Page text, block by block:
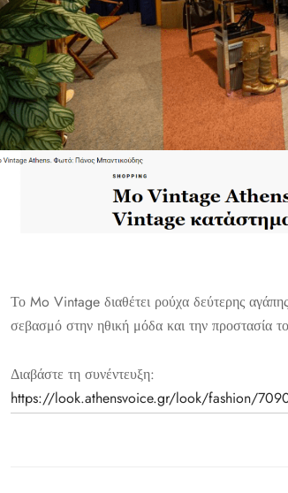
Το Mo Vintage διαθέτει ρούχα δεύτερης
σεβασμό στην ηθική μόδα και την προστασία
Διαβάστε τη συνέντευξη:
https://look.athensvoice.gr/look/fashion/